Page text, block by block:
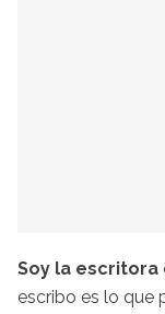
Soy la escritora
escribo es lo que